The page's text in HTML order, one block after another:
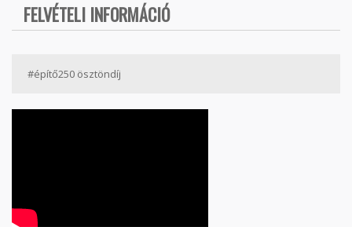
FELVÉTELI INFORMÁCIÓ
#építő250 ösztöndíj